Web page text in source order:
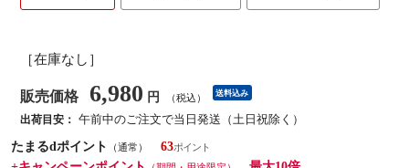
［在庫なし］
販売価格 6,980 円 （税込） 送料込み
出荷目安： 午前中のご注文で当日発送（土日祝除く）
たまるdポイント
（通常）
63